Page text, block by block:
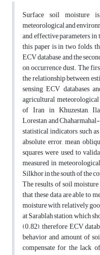
Surface soil moisture
meteorological and
and effective parameters
this paper is in two folds,
ECV database and the
on occurrence dust. The
the relationship between
sensing ECV databases
agricultural
of Iran in Khuzestan,
Lorestan and
statistical indicators such
absolute error, mean
squares were used to
measured in
Silkhor in the south of the
The results of soil
that these data are able to
moisture with relatively
at Sarablah station, which
(0.82), therefore ECV
behavior and amount of
compensate for the lack